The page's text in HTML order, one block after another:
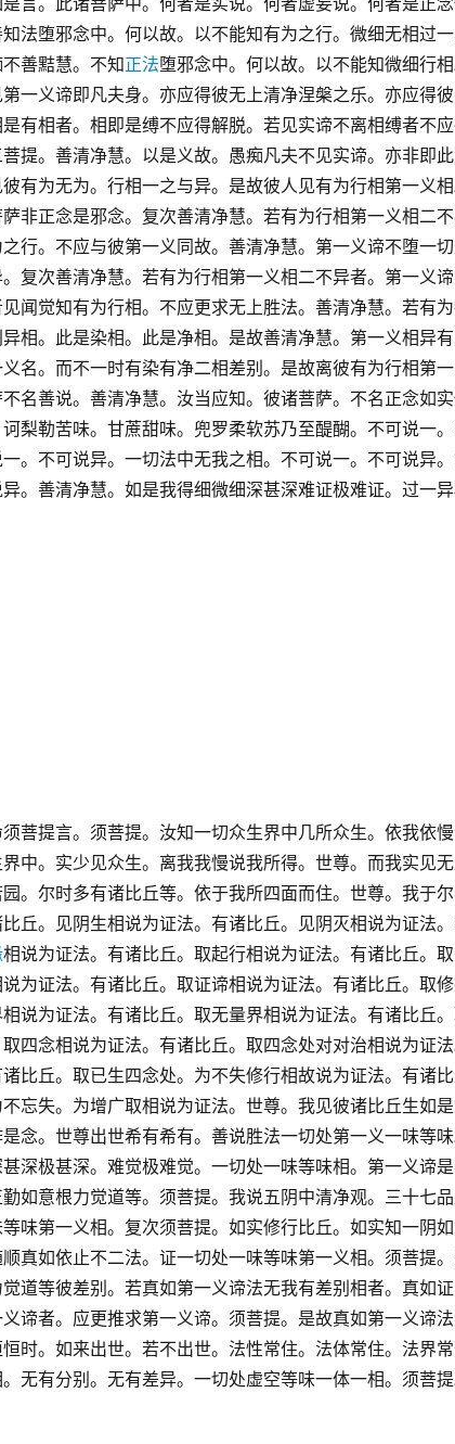
法堕邪念中。何以故。以不能知有为之行。微细无相过
善黠慧。不知正法堕邪念中。何以故。以不能知微细行
一义谛即凡夫身。亦应得彼无上清净涅槃之乐。亦应得
有相者。相即是缚不应得解脱。若见实谛不离相缚者不
提。善清净慧。以是义故。愚痴凡夫不见实谛。亦非即
有为无为。行相一之与异。是故彼人见有为行相第一义
非正念是邪念。复次善清净慧。若有为行相第一义相二
行。不应与彼第一义同故。善清净慧。第一义谛不堕一
复次善清净慧。若有为行相第一义相二不异者。第一义
闻觉知有为行相。不应更求无上胜法。善清净慧。若有
相。此是染相。此是净相。是故善清净慧。第一义相异
名。而不一时有染有净二相差别。是故离彼有为行相第
名善说。善清净慧。汝当应知。彼诸菩萨。不名正念如
梨勒苦味。甘蔗甜味。兜罗柔软苏乃至醍醐。不可说一
。不可说异。一切法中无我之相。不可说一。不可说异
。善清净慧。如是我得细微细深甚深难证极难证。过一
菩提言。须菩提。汝知一切众生界中几所众生。依我依
中。实少见众生。离我我慢说我所得。世尊。而我实见
。尔时多有诸比丘等。依于我所四面而住。世尊。我于
丘。见阴生相说为证法。有诸比丘。见阴灭相说为证法
相说为证法。有诸比丘。取起行相说为证法。有诸比丘。
为证法。有诸比丘。取证谛相说为证法。有诸比丘。取
说为证法。有诸比丘。取无量界相说为证法。有诸比丘
四念相说为证法。有诸比丘。取四念处对对治相说为证
比丘。取已生四念处。为不失修行相故说为证法。有诸
忘失。为增广取相说为证法。世尊。我见彼诸比丘生如
念。世尊出世希有希有。善说胜法一切处第一义一味等
深极甚深。难觉极难觉。一切处一味等味相。第一义谛
如意根力觉道等。须菩提。我说五阴中清净观。三十七
味第一义相。复次须菩提。如实修行比丘。如实知一阴
真如依止不二法。证一切处一味等味第一义相。须菩提
道等彼差别。若真如第一义谛法无我有差别相者。真如
谛者。应更推求第一义谛。须菩提。是故真如第一义谛
时。如来出世。若不出世。法性常住。法体常住。法界
无有分别。无有差异。一切处虚空等味一体一相。须菩